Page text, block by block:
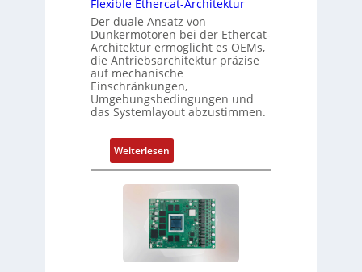
w
a
c
h
u
n
g
s
u
n
g
u
n
Z
u
s
t
a
n
d
y
p
s
o
r
g
t
f
ü
r
m
e
h
r
Flexible Ethercat-Architektur
Der duale Ansatz von
Dunkermotoren bei der Ethercat-
Architektur ermöglicht es OEMs,
die Antriebsarchitektur präzise
auf mechanische
Einschränkungen,
Umgebungsbedingungen und
das Systemlayout abzustimmen.
Weiterlesen:
F
l
e
x
i
b